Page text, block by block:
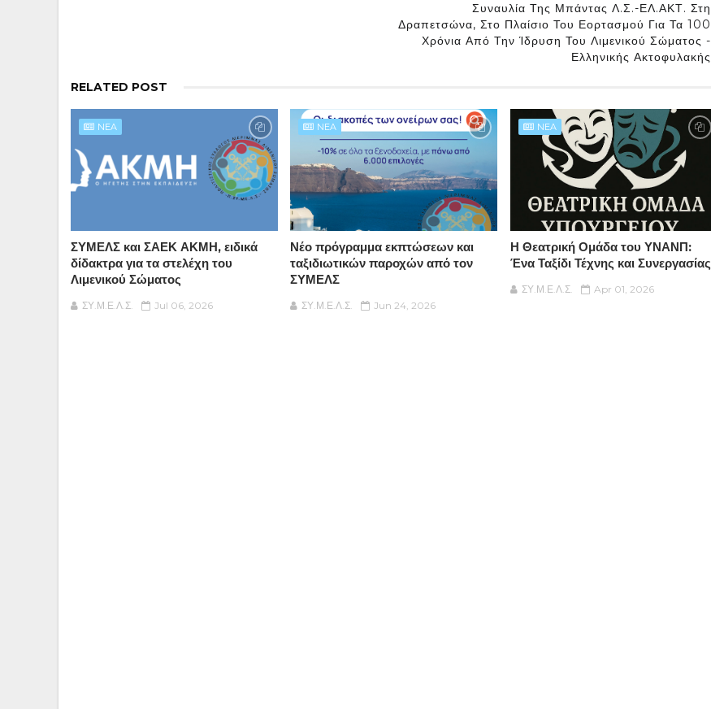
Συναυλία Της Μπάντας Λ.Σ.-ΕΛ.ΑΚΤ. Στη
Δραπετσώνα, Στο Πλαίσιο Του Εορτασμού Για Τα 100
Χρόνια Από Την Ίδρυση Του Λιμενικού Σώματος -
Ελληνικής Ακτοφυλακής
RELATED POST
NEA
ΣΥΜΕΛΣ και ΣΑΕΚ ΑΚΜΗ, ειδικά
δίδακτρα για τα στελέχη του
Λιμενικού Σώματος
ΣΥ.Μ.Ε.Λ.Σ. Jul 06, 2026
NEA
Νέο πρόγραμμα εκπτώσεων και
ταξιδιωτικών παροχών από τον
ΣΥΜΕΛΣ
ΣΥ.Μ.Ε.Λ.Σ. Jun 24, 2026
NEA
Η Θεατρική Ομάδα του ΥΝΑΝΠ:
Ένα Ταξίδι Τέχνης και Συνεργασίας
ΣΥ.Μ.Ε.Λ.Σ. Apr 01, 2026